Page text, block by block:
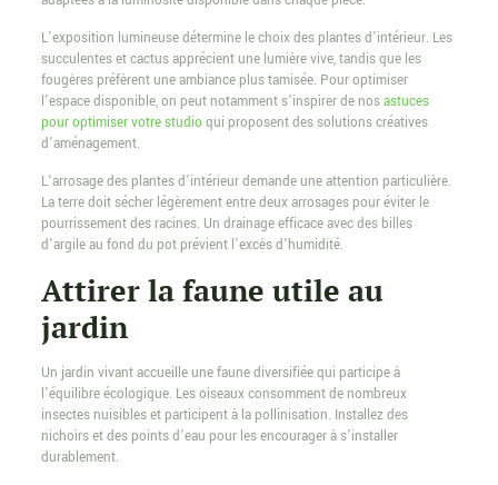
L’exposition lumineuse détermine le choix des plantes d’intérieur. Les
succulentes et cactus apprécient une lumière vive, tandis que les
fougères préfèrent une ambiance plus tamisée. Pour optimiser
l’espace disponible, on peut notamment s’inspirer de nosastuces
pour optimiser votre studio qui proposent des solutions créatives
d’aménagement.
L’arrosage des plantes d’intérieur demande une attention particulière.
La terre doit sécher légèrement entre deux arrosages pour éviter le
pourrissement des racines. Un drainage efficace avec des billes
d’argile au fond du pot prévient l’excès d’humidité.
Attirer la faune utile au
jardin
Un jardin vivant accueille une faune diversifiée qui participe à
l’équilibre écologique. Les oiseaux consomment de nombreux
insectes nuisibles et participent à la pollinisation. Installez des
nichoirs et des points d’eau pour les encourager à s’installer
durablement.